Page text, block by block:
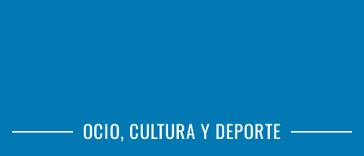
OCIO, CULTURA Y DEPORTE